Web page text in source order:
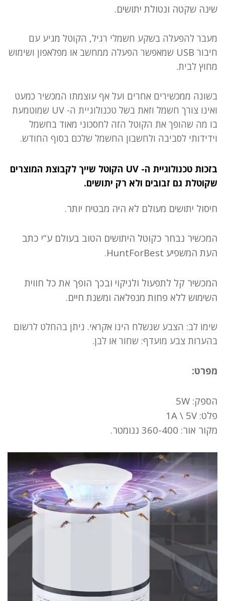
שינה שקטה ונטולת יתושים.
מעבר להפעלה בשקע חשמלי רגיל, הקוטל מגיע עם
חיבור USB שמאפשר הפעלה ממחשב או מפלאפון ושימוש
מחוץ לבית.
בשונה ממכשירים אחרים ועל אף עוצמתו המכשיר כמעט
ואינו צורך חשמל וזאת בשל טכנולוגיית ה- UV שמוטמעת
בו מה שהופך את הקוטל הזה לחסכוני מאוד בחשמל
וידידותי לסביבה ולחשבון החשמל שלכם בסוף החודש.
בזכות טכנולוגיית ה- UV הקוטל שייך לקבוצת המוצרים
שקוטלת גם זבובים ולא רק יתושים.
חיסול יתושים מעולם לא היה מבטיח יותר.
המכשיר נבחר כקוטל היתושים הטוב בעולם ע”י כתב
העת המשפיע HuntForBest.
המכשיר קל לתפעול ולניקוי ובכך הופך את כל חווית
השימוש ללא פחות מנפלאה ומשנת חיים.
שימו לב: הצבע שנשלח הינו אקראי. ניתן בהחלט לרשום
בהערות צבע מועדף: שחור או לבן.
מפרט:
הספק: 5W
פלט: 1A \ 5V
מקור אור: 360-400 ננומטר.